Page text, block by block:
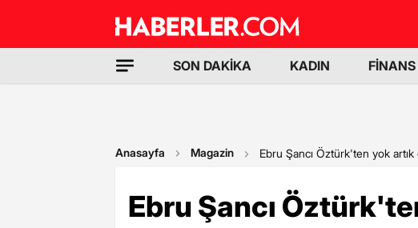
SON DAKİKA KADIN FİNANS
Anasayfa Magazin Ebru Şancı Öztürk'ten yok artık
Ebru Şancı